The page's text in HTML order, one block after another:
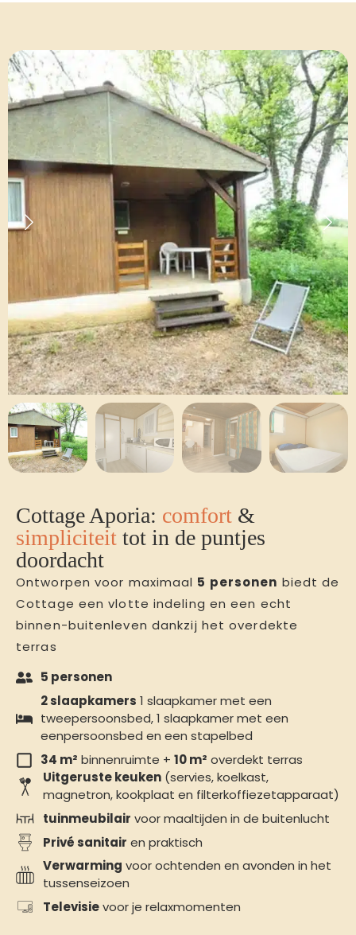
Cottage Aporia: comfort &
simpliciteit tot in de puntjes
doordacht
Ontworpen voor maximaal 5 personen biedt de
Cottage een vlotte indeling en een echt
binnen-buitenleven dankzij het overdekte
terras
5 personen
2 slaapkamers 1 slaapkamer met een
tweepersoonsbed, 1 slaapkamer met een
eenpersoonsbed en een stapelbed
34 m² binnenruimte +10 m² overdekt terras
Uitgeruste keuken(servies, koelkast,
magnetron, kookplaat en filterkoffiezetapparaat)
tuinmeubilair voor maaltijden in de buitenlucht
Privé sanitair en praktisch
Verwarming voor ochtenden en avonden in het
tussenseizoen
Televisievoor je relaxmomenten